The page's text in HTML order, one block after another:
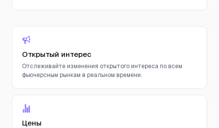
Открытый интерес
Отслеживайте изменения открытого интереса по всем
фьючерсным рынкам в реальном времени.
Цены